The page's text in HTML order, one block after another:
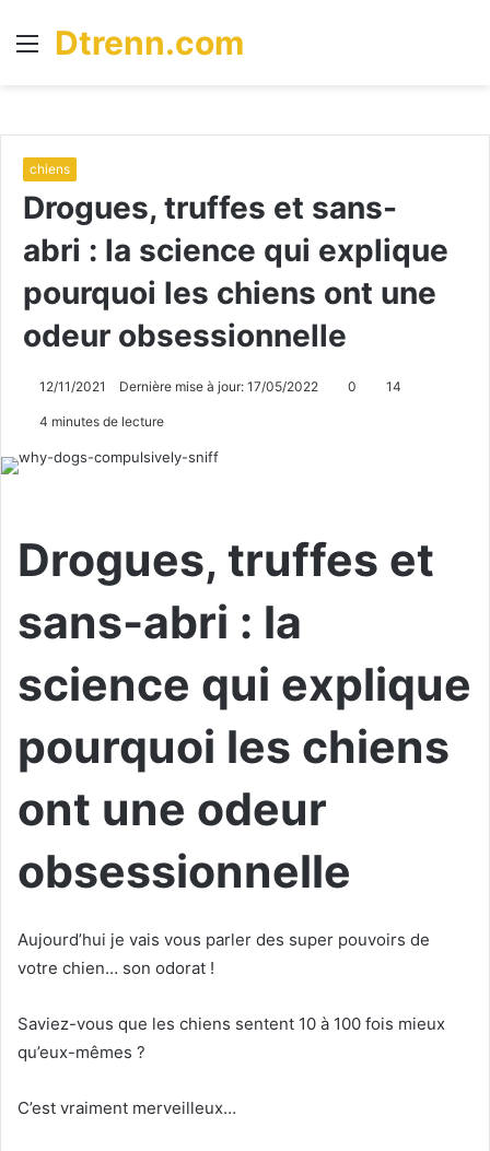
Menu
Dtrenn.com
chiens
Drogues, truffes et sans-
abri : la science qui explique
pourquoi les chiens ont une
odeur obsessionnelle
12/11/2021 Dernière mise à jour: 17/05/2022 0 14
4 minutes de lecture
Drogues, truffes et
sans-abri : la
science qui explique
pourquoi les chiens
ont une odeur
obsessionnelle
Aujourd’hui je vais vous parler des super pouvoirs de
votre chien… son odorat !
Saviez-vous que les chiens sentent 10 à 100 fois mieux
qu’eux-mêmes ?
C’est vraiment merveilleux…